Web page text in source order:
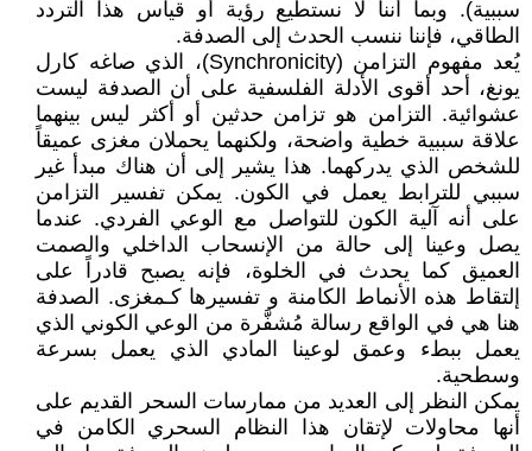
سببية). وبما أننا لا نستطيع رؤية أو قياس هذا التردد
الطاقي، فإننا ننسب الحدث إلى الصدفة.
يُعد مفهوم التزامن (Synchronicity)، الذي صاغه كارل
يونغ، أحد أقوى الأدلة الفلسفية على أن الصدفة ليست
عشوائية. التزامن هو تزامن حدثين أو أكثر ليس بينهما
علاقة سببية خطية واضحة، ولكنهما يحملان مغزى عميقاً
للشخص الذي يدركهما. هذا يشير إلى أن هناك مبدأ غير
سببي للترابط يعمل في الكون. يمكن تفسير التزامن
على أنه آلية الكون للتواصل مع الوعي الفردي. عندما
يصل وعينا إلى حالة من الإنسحاب الداخلي والصمت
العميق كما يحدث في الخلوة، فإنه يصبح قادراً على
إلتقاط هذه الأنماط الكامنة و تفسيرها كـمغزى. الصدفة
هنا هي في الواقع رسالة مُشفَّرة من الوعي الكوني الذي
يعمل ببطء وعمق لوعينا المادي الذي يعمل بسرعة
وسطحية.
يمكن النظر إلى العديد من ممارسات السحر القديم على
أنها محاولات لإتقان هذا النظام السحري الكامن في